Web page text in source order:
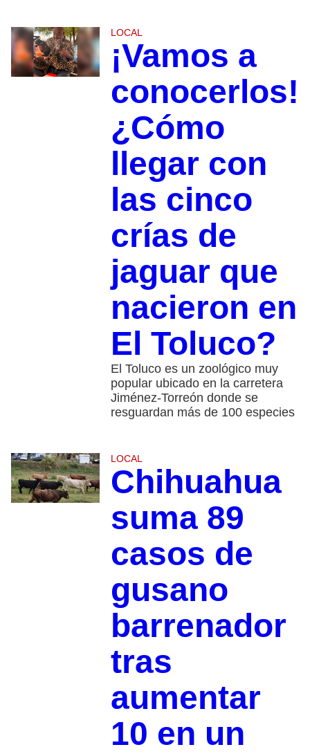
LOCAL
¡Vamos a
conocerlos!
¿Cómo
llegar con
las cinco
crías de
jaguar que
nacieron en
El Toluco?
El Toluco es un zoológico muy
popular ubicado en la carretera
Jiménez-Torreón donde se
resguardan más de 100 especies
LOCAL
Chihuahua
suma 89
casos de
gusano
barrenador
tras
aumentar
10 en un